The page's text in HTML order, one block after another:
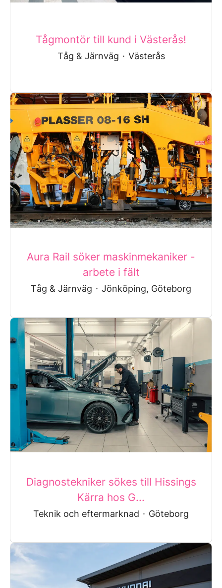
Tågmontör till kund i Västerås!
Tåg & Järnväg · Västerås
Aura Rail söker maskinmekaniker -
arbete i fält
Tåg & Järnväg · Jönköping, Göteborg
Diagnostekniker sökes till Hissings
Kärra hos G...
Teknik och eftermarknad · Göteborg